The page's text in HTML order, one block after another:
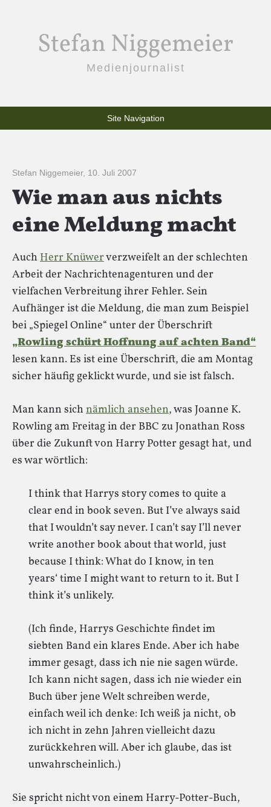
Stefan Niggemeier
Medienjournalist
Site Navigation
Stefan Niggemeier, 10. Juli 2007
Wie man aus nichts
eine Meldung macht
Auch Herr Knüwerverzweifelt an der schlechten
Arbeit der Nachrichtenagenturen und der
vielfachen Verbreitung ihrer Fehler. Sein
Aufhänger ist die Meldung, die man zum Beispiel
bei „Spiegel Online“ unter der Überschrift
„Rowling schürt Hoffnung auf achten Band“
lesen kann. Es ist eine Überschrift, die am Montag
sicher häufig geklickt wurde, und sie ist falsch.
Man kann sich nämlich ansehen, was Joanne K.
Rowling am Freitag in der BBC zu Jonathan Ross
über die Zukunft von Harry Potter gesagt hat, und
es war wörtlich:
I think that Harrys story comes to quite a
clear end in book seven. But I’ve always said
that I wouldn’t say never. I can’t say I’ll never
write another book about that world, just
because I think: What do I know, in ten
years‘ time I might want to return to it. But I
think it’s unlikely.
(Ich finde, Harrys Geschichte findet im
siebten Band ein klares Ende. Aber ich habe
immer gesagt, dass ich nie nie sagen würde.
Ich kann nicht sagen, dass ich nie wieder ein
Buch über jene Welt schreiben werde,
einfach weil ich denke: Ich weiß ja nicht, ob
ich nicht in zehn Jahren vielleicht dazu
zurückkehren will. Aber ich glaube, das ist
unwahrscheinlich.)
Sie spricht nicht von einem Harry-Potter-Buch,